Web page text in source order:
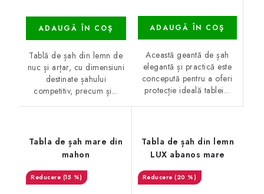
ADAUGĂ ÎN COŞ
Tablă de șah din lemn de
nuc și arțar, cu dimensiuni
destinate șahului
competitiv, precum și...
ADAUGĂ ÎN COŞ
Această geantă de șah
elegantă și practică este
concepută pentru a oferi
protecție ideală tablei...
Tabla de șah mare din
mahon
(15 %)
Tabla de șah din lemn
LUX abanos mare
(20 %)